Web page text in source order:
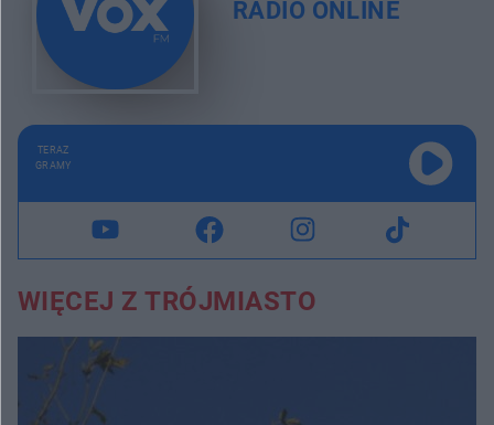
RADIO ONLINE
TERAZ
GRAMY
WIĘCEJ Z TRÓJMIASTO